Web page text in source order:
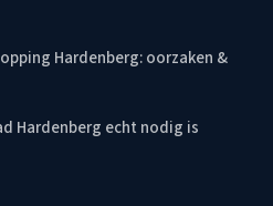
Hardenberg: oorzaken &
Hardenberg echt nodig is